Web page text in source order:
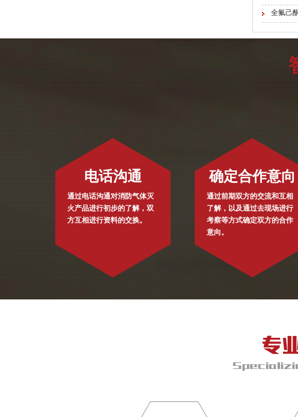
全氟己
电话沟通
通过电话沟通对消防气体灭
火产品进行初步的了解，双
方互相进行资料的交换。
确定合作意向
通过前期双方的交流和互相
了解，以及通过去现场进行
考察等方式确定双方的合作
意向。